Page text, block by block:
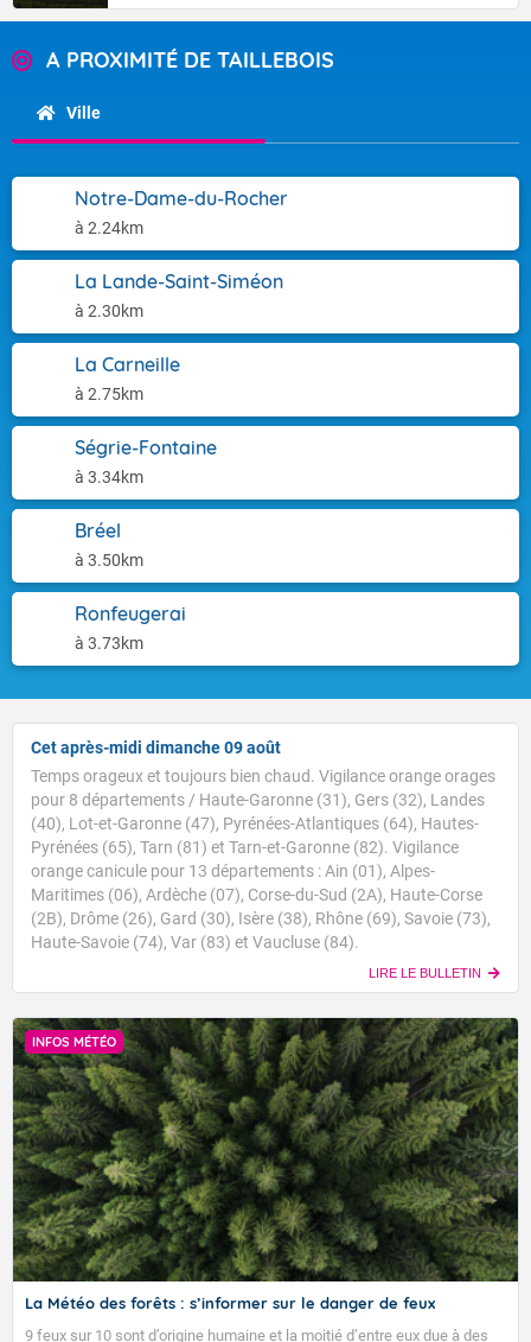
A PROXIMITÉ DE TAILLEBOIS
Ville
Notre-Dame-du-Rocher
à 2.24km
La Lande-Saint-Siméon
à 2.30km
La Carneille
à 2.75km
Ségrie-Fontaine
à 3.34km
Bréel
à 3.50km
Ronfeugerai
à 3.73km
Cet après-midi dimanche 09 août
Temps orageux et toujours bien chaud. Vigilance orange orages
pour 8 départements / Haute-Garonne (31), Gers (32), Landes
(40), Lot-et-Garonne (47), Pyrénées-Atlantiques (64), Hautes-
Pyrénées (65), Tarn (81) et Tarn-et-Garonne (82). Vigilance
orange canicule pour 13 départements : Ain (01), Alpes-
Maritimes (06), Ardèche (07), Corse-du-Sud (2A), Haute-Corse
(2B), Drôme (26), Gard (30), Isère (38), Rhône (69), Savoie (73),
Haute-Savoie (74), Var (83) et Vaucluse (84).
LIRE LE BULLETIN
INFOS MÉTÉO
La Météo des forêts : s’informer sur le danger de feux
9 feux sur 10 sont d’origine humaine et la moitié d’entre eux due à des